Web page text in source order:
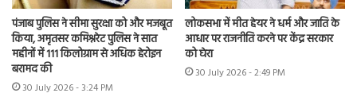
पंजाब पुलिस ने सीमा सुरक्षा को और मजबूत
किया, अमृतसर कमिश्नरेट पुलिस ने सात
महीनों में 111 किलोग्राम से अधिक हेरोइन
बरामद की
30 July 2026 - 3:24 PM
लोकसभा में मीत हेयर ने धर्म और जाति के
आधार पर राजनीति करने पर केंद्र सरकार
को घेरा
30 July 2026 - 2:49 PM